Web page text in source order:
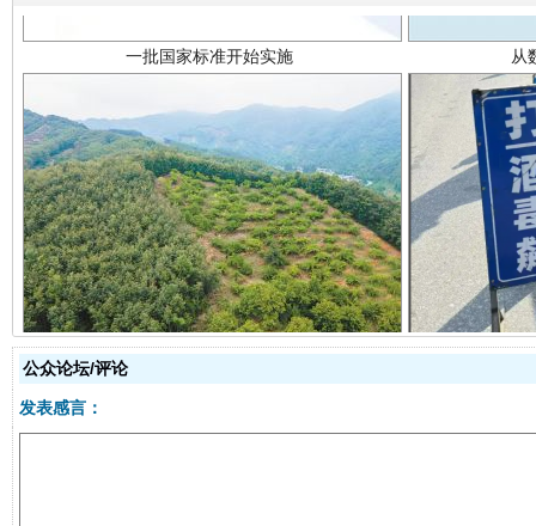
以产业富民促振兴 酒驾
公众论坛/评论
发表感言：